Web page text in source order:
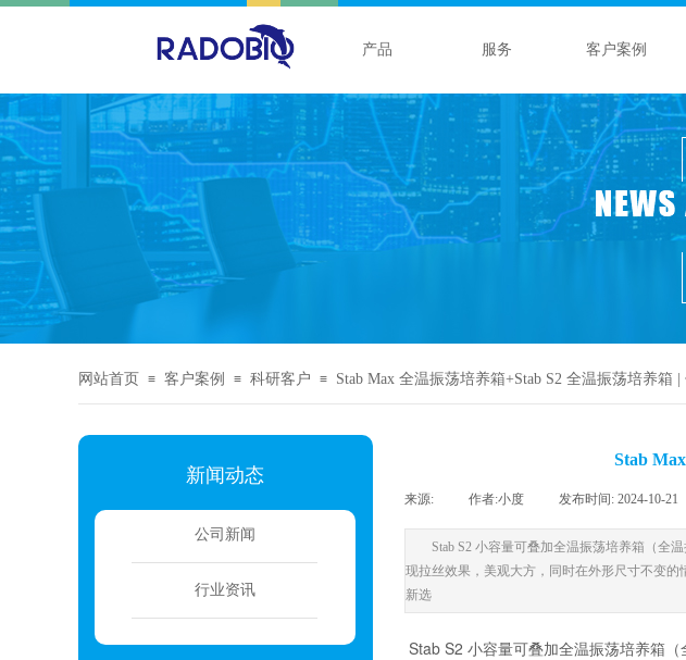
产品 服务 客户案例
网站首页 ≡ 客户案例 ≡ 科研客户 ≡ Stab Max 全温振荡培养箱+Stab S2 全温振荡培养箱
Stab
来源: 作者:小度 发布时间: 2024-10-21
Stab S2 小容量可叠加全温振荡培养箱（全
现拉丝效果，美观大方，同时在外形尺寸不变
新选
Stab S2 小容量可叠加全温振荡培养箱
新闻动态
公司新闻
行业资讯